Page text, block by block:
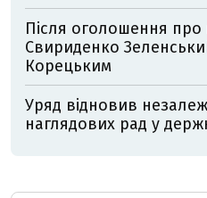
Після оголошення про
Свириденко
Корецьким
Уряд відновив
наглядових рад у